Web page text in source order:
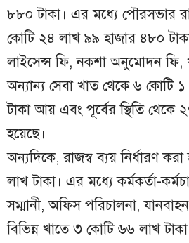
৮৮০ টাকা। এর মধ্যে পৌরসভার
কোটি ২৪ লাখ ৯৯ হাজার ৪৮০ টাকা।
লাইসেন্স ফি, নকশা অনুমোদন ফি,
অন্যান্য সেবা খাত থেকে ৬ কোটি
টাকা আয় এবং পূর্বের স্থিতি থেকে
হয়েছে।
অন্যদিকে, রাজস্ব ব্যয় নির্ধারণ
লাখ টাকা। এর মধ্যে কর্মকর্তা-
সম্মানী, অফিস পরিচালনা,
বিভিন্ন খাতে ৩ কোটি ৬৬ লাখ